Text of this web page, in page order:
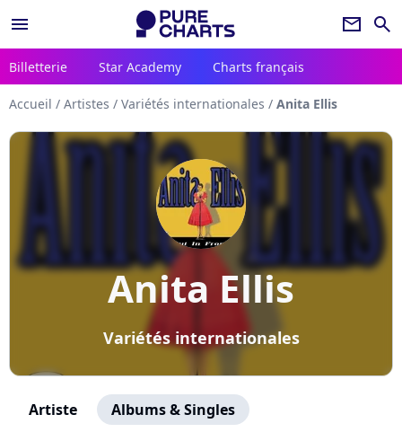
menu newsletter search
Billetterie Star Academy Charts français
Accueil / Artistes / Variétés internationales / Anita Ellis
Anita Ellis
Variétés internationales
Artiste Albums & Singles